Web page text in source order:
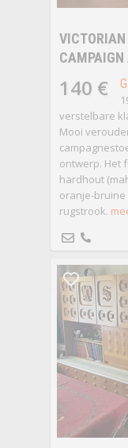
140 €
verstelbare
Mooi
ontwerp. Het
hardhout
oranje-
rugstrook.